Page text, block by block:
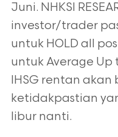
Juni. NHKSI
investor/trader
untuk HOLD all
untuk Average
IHSG rentan
ketidakpastian
libur nanti.